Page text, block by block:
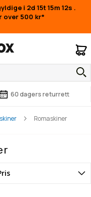
i 2d 15t 15m 12s .
over 500 kr*
60 dagers returrett
Romaskiner